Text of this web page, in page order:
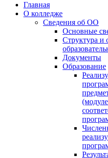
Главная
О колледже
Сведения об ОО
Основные
Структура и
Документы
Образование